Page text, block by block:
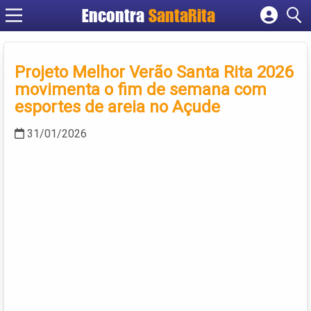
EncontraSantaRita
Cadastrar empresa
Criar conta
Projeto Melhor Verão Santa Rita 2026
movimenta o fim de semana com
esportes de areia no Açude
31/01/2026